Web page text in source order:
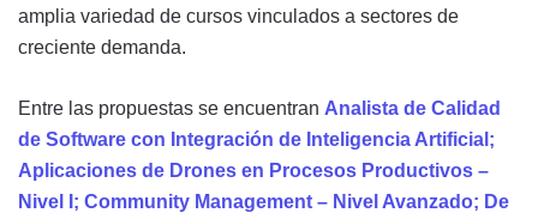
amplia variedad de cursos vinculados a sectores de
creciente demanda.
Entre las propuestas se encuentran Analista de Calidad
de Software con Integración de Inteligencia Artificial;
Aplicaciones de Drones en Procesos Productivos –
Nivel I; Community Management – Nivel Avanzado; De